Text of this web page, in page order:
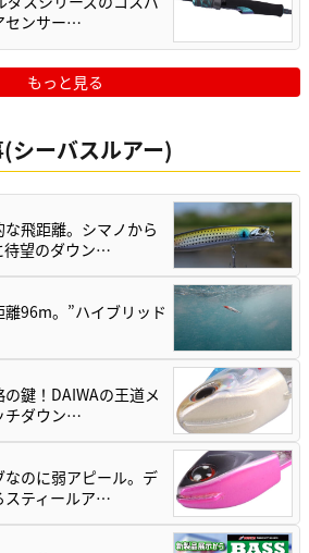
センサー…
もっと見る
シーバスルアー)
飛距離。シマノから
待望のダウン…
離96m。”ハイブリッド
鍵！DAIWAの王道メ
チダウン…
なのに弱アピール。デ
スティールア…